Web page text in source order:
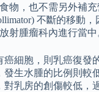
物，也不需另外補
不斷的移動
射腫瘤科內進行當中
細胞，則乳癌復發
生水腫的比例則較
對乳房的創傷較低